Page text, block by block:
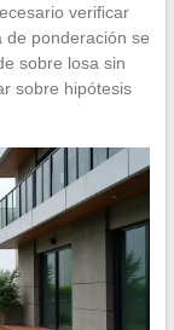
verificar
de ponderación se
sobre losa sin
sobre hipótesis